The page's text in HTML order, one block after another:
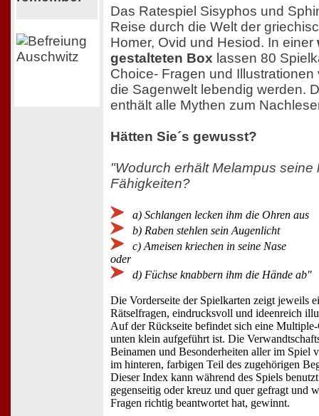
Das Ratespiel Sisyphos und
Reise durch die Welt der
Homer, Ovid und Hesiod. In einer
gestalteten Box lassen 80
Choice- Fragen und
die Sagenwelt lebendig werden.
enthält alle Mythen zum
Hätten Sie´s gewusst?
"Wodurch erhält Melampus seine
Fähigkeiten?
a) Schlangen lecken ihm die Ohren aus
b) Raben stehlen sein Augenlicht
c) Ameisen kriechen in seine Nase
oder
d) Füchse knabbern ihm die Hände ab"
Die Vorderseite der Spielkarten zeigt jeweils
Rätselfragen, eindrucksvoll und ideenreich
Auf der Rückseite befindet sich eine
unten klein aufgeführt ist. Die
Beinamen und Besonderheiten aller im Spiel
im hinteren, farbigen Teil des zugehörigen
Dieser Index kann während des Spiels
gegenseitig oder kreuz und quer gefragt und
Fragen richtig beantwortet hat, gewinnt.